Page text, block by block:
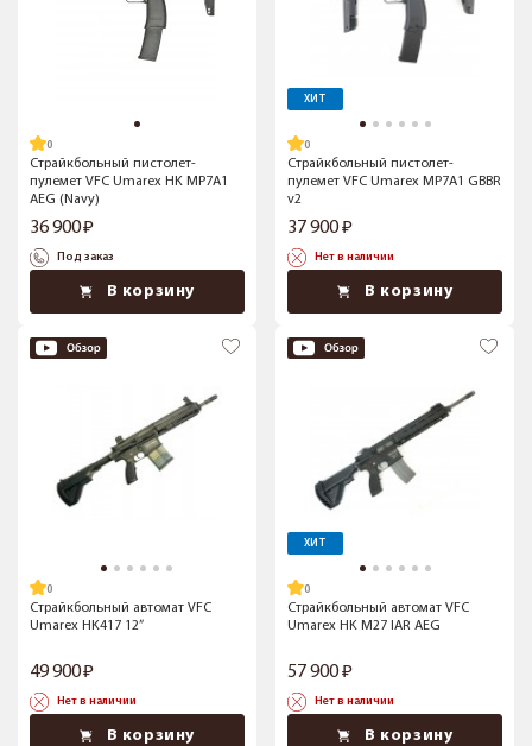
Страйкбольный пистолет-
пулемет VFC Umarex HK MP7A1
AEG (Navy)
36 900
Под заказ
В корзину
ХИТ
Страйкбольный пистолет-
пулемет VFC Umarex MP7A1 GBBR
v2
37 900
Нет в наличии
В корзину
Страйкбольный автомат VFC
Umarex HK417 12”
49 900
Нет в наличии
В корзину
ХИТ
Страйкбольный автомат VFC
Umarex HK M27 IAR AEG
57 900
Нет в наличии
В корзину